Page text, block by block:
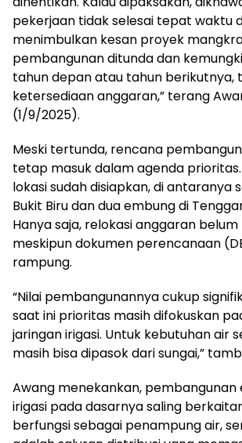
pekerjaan tidak selesai tepat waktu
menimbulkan kesan proyek
pembangunan ditunda dan
tahun depan atau tahun berikutnya,
ketersediaan anggaran,” terang
(1/9/2025).
Meski tertunda, rencana
tetap masuk dalam agenda
lokasi sudah disiapkan, di antaranya
Bukit Biru dan dua embung di
Hanya saja, relokasi anggaran
meskipun dokumen perencanaan
rampung.
“Nilai pembangunannya cukup
saat ini prioritas masih difokuskan
jaringan irigasi. Untuk kebutuhan air
masih bisa dipasok dari sungai,”
Awang menekankan, pembangunan
irigasi pada dasarnya saling
berfungsi sebagai penampung air,